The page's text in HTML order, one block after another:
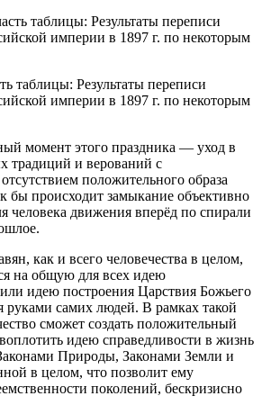
таблицы: Результаты переписи
империи в 1897 г. по некоторым
момент этого праздника — уход в
традиций и верований с
положительного образа
бы происходит замыкание объективно
человека движения вперёд по спирали
как и всего человечества в целом,
на общую для всех идею
идею построения Царствия Божьего
руками самих людей. В рамках такой
сможет создать положительный
идею справедливости в жизнь
Природы, Законами Земли и
в целом, что позволит ему
поколений, бескризисно